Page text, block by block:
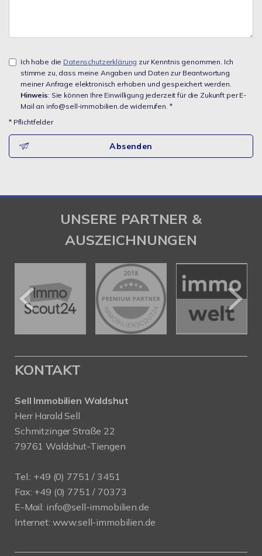
Ich habe die Datenschutzerklärung zur Kenntnis genommen. Ich
stimme zu, dass meine Angaben und Daten zur Beantwortung
meiner Anfrage elektronisch erhoben und gespeichert werden.
Hinweis: Sie können Ihre Einwilligung jederzeit für die Zukunft per E-
Mail an info@sell-immobilien.de widerrufen. *
* Pflichtfelder
Absenden
UNSERE PARTNER &
AUSZEICHNUNGEN
KONTAKT
Sell Immobilien Waldshut
Herr Harald Sell
Schmitzinger Straße 22
79761 Waldshut-Tiengen
Tel.: +49 (0) 7751 / 3451
Fax: +49 (0) 7751 / 70373
E-Mail: info@sell-immobilien.de
Internet: www.sell-immobilien.de